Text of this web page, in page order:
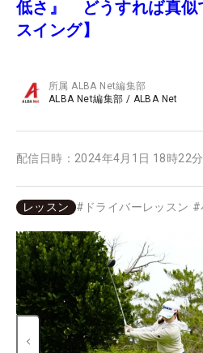
低さ』 どうすれば真似
スイング】
所属ALBA Net編集部
ALBA Net編集部 / ALBA Net
配信日時： 2024年4月1日 18時22分
レッスン # ドライバーレッスン #